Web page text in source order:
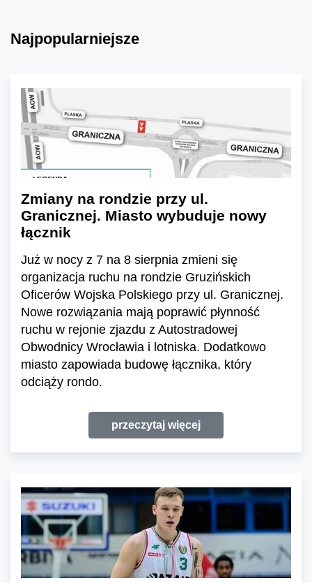
Najpopularniejsze
Zmiany na rondzie przy ul.
Granicznej. Miasto wybuduje nowy
łącznik
Już w nocy z 7 na 8 sierpnia zmieni się
organizacja ruchu na rondzie Gruzińskich
Oficerów Wojska Polskiego przy ul. Granicznej.
Nowe rozwiązania mają poprawić płynność
ruchu w rejonie zjazdu z Autostradowej
Obwodnicy Wrocławia i lotniska. Dodatkowo
miasto zapowiada budowę łącznika, który
odciąży rondo.
przeczytaj więcej